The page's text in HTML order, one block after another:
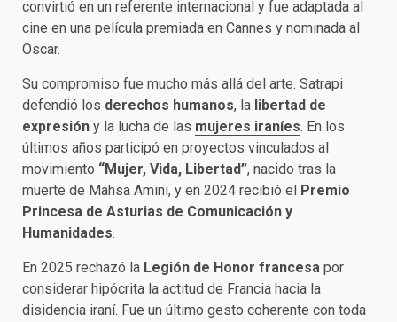
convirtió en un referente internacional y fue adaptada al
cine en una película premiada en Cannes y nominada al
Oscar.
Su compromiso fue mucho más allá del arte. Satrapi
defendió los derechos humanos, la libertad de
expresión y la lucha de las mujeres iraníes. En los
últimos años participó en proyectos vinculados al
movimiento “Mujer, Vida, Libertad”, nacido tras la
muerte de Mahsa Amini, y en 2024 recibió el Premio
Princesa de Asturias de Comunicación y
Humanidades.
En 2025 rechazó la Legión de Honor francesa por
considerar hipócrita la actitud de Francia hacia la
disidencia iraní. Fue un último gesto coherente con toda